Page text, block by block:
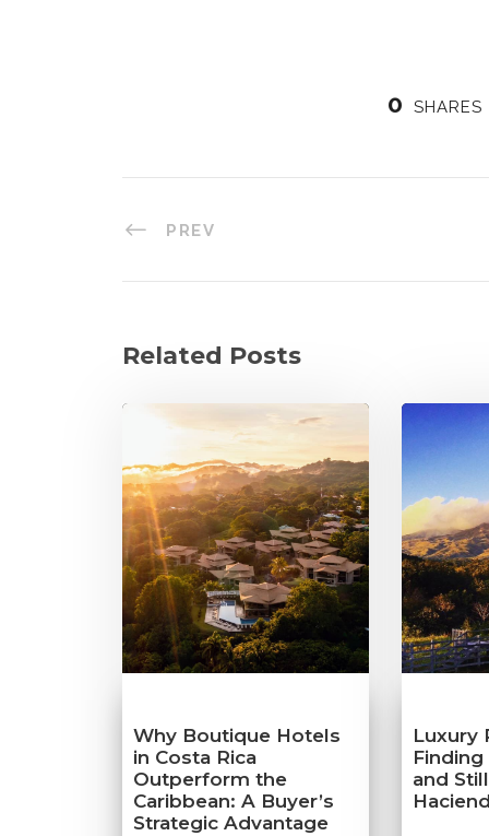
0 SHARES
PREV
Related Posts
Why Boutique Hotels
in Costa Rica
Outperform the
Caribbean: A Buyer’s
Strategic Advantage
Luxury
Finding
and